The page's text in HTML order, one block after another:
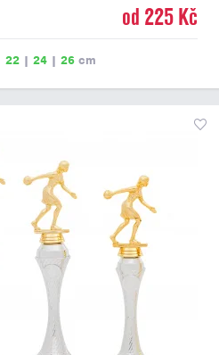
od 225 Kč
22| 24| 26cm